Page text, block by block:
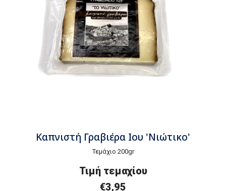
Καπνιστή Γραβιέρα Ιου 'Νιώτικο'
Τεμάχιο 200gr
Τιμή τεμαχίου
€3,95